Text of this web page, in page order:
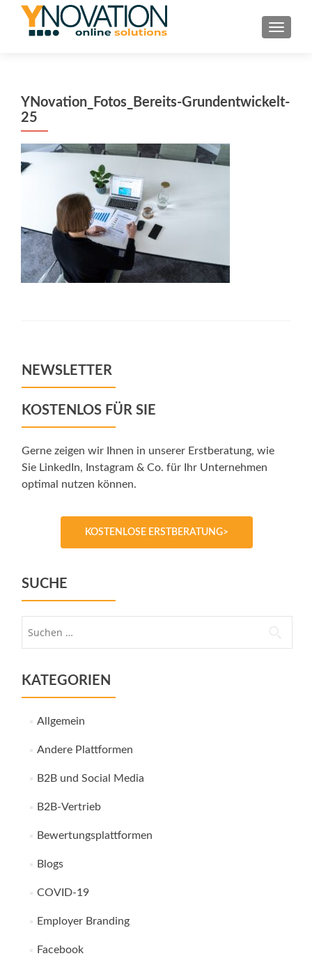
YNovation_Fotos_Bereits-Grundentwickelt-
25
NEWSLETTER
KOSTENLOS FÜR SIE
Gerne zeigen wir Ihnen in unserer Erstberatung, wie
Sie LinkedIn, Instagram & Co. für Ihr Unternehmen
optimal nutzen können.
KOSTENLOSE ERSTBERATUNG>
SUCHE
KATEGORIEN
Allgemein
Andere Plattformen
B2B und Social Media
B2B-Vertrieb
Bewertungsplattformen
Blogs
COVID-19
Employer Branding
Facebook